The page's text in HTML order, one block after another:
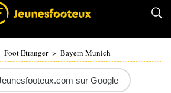
Foot Etranger > Bayern Munich
sur Google